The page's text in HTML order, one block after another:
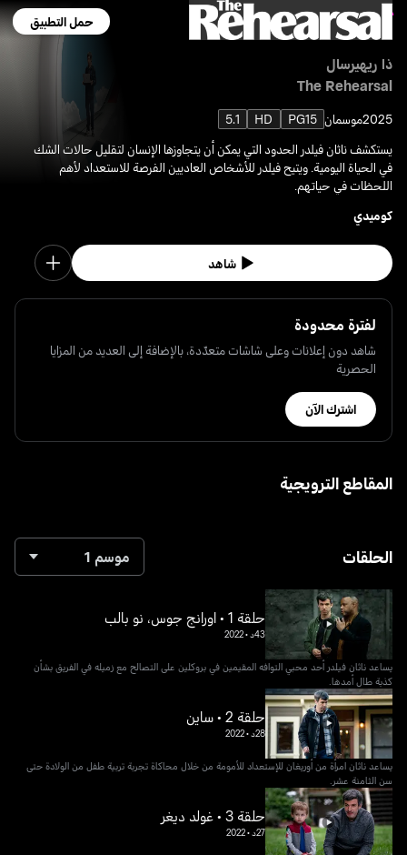
حمل التطبيق
ذا ريهيرسال
The Rehearsal
2025موسمان PG15
HD
5.1
يستكشف ناثان فيلدر الحدود التي يمكن أن يتجاوزها الإنسان لتقليل حالات الشك
في الحياة اليومية. ويتيح فيلدر للأشخاص العاديين الفرصة للاستعداد لأهم
اللحظات في حياتهم.
كوميدي
شاهد
لفترة محدودة
شاهد دون إعلانات وعلى شاشات متعدّدة، بالإضافة إلى العديد من المزايا
الحصرية
اشترك الآن
المقاطع الترويجية
الحلقات موسم 1
حلقة 1 • اورانج جوس، نو بالب
43د •
2022
يساعد ناثان فيلدر أحد محبي التوافه المقيمين في بروكلين على التصالح مع زميله في الفريق بشأن
كذبة طال أمدها.
حلقة 2 • ساين
28د •
2022
يساعد ناثان امرأة من أوريغان للإستعداد للأمومة من خلال محاكاة تجربة تربية طفل من الولادة حتى
سن الثامنة عشر.
حلقة 3 • غولد ديغر
27د •
2022